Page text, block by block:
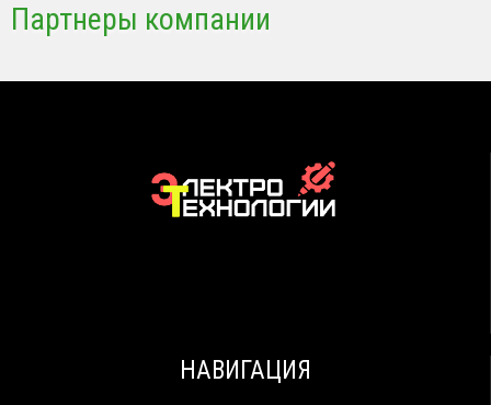
Партнеры компании
НАВИГАЦИЯ